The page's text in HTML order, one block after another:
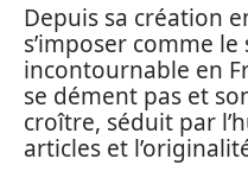
Depuis sa création
s’imposer comme
incontournable en
se dément pas et
croître, séduit par
articles et